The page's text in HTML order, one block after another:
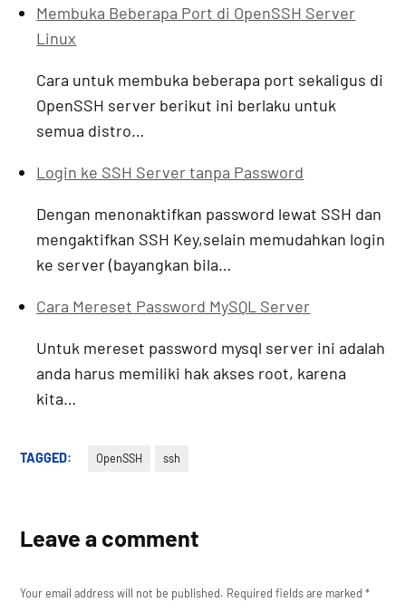
Membuka Beberapa Port di OpenSSH Server
Linux
Cara untuk membuka beberapa port sekaligus di
OpenSSH server berikut ini berlaku untuk
semua distro…
Login ke SSH Server tanpa Password
Dengan menonaktifkan password lewat SSH dan
mengaktifkan SSH Key,selain memudahkan login
ke server (bayangkan bila…
Cara Mereset Password MySQL Server
Untuk mereset password mysql server ini adalah
anda harus memiliki hak akses root, karena
kita…
TAGGED: OpenSSH ssh
Leave a comment
Your email address will not be published. Required fields are marked*